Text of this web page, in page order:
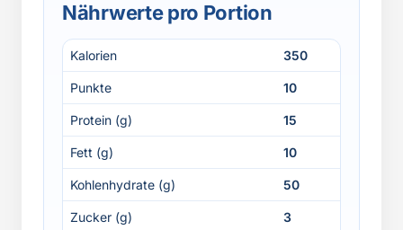
Nährwerte pro Portion
Kalorien 350
Punkte 10
Protein (g) 15
Fett (g) 10
Kohlenhydrate (g) 50
Zucker (g) 3